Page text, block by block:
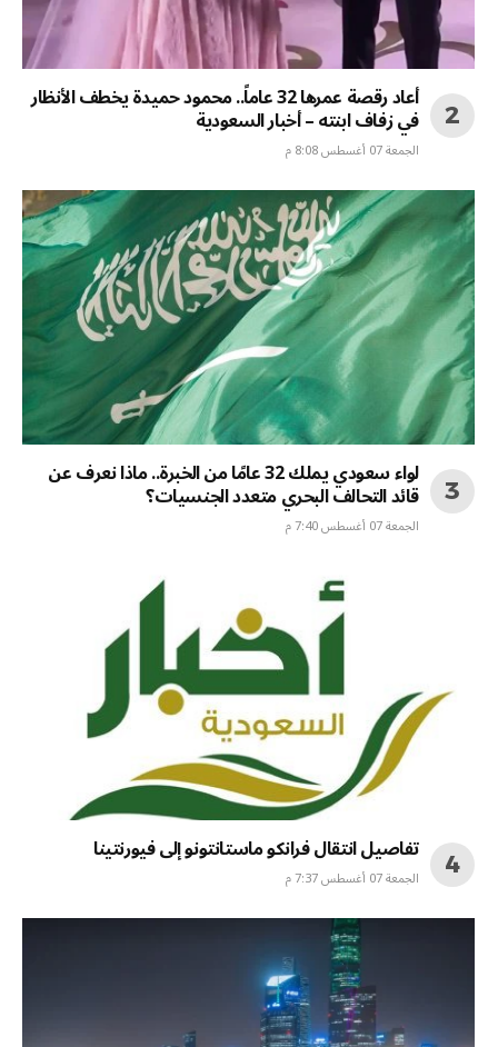
أعاد رقصة عمرها 32 عاماً.. محمود حميدة يخطف الأنظار
في زفاف ابنته – أخبار السعودية
الجمعة 07 أغسطس 8:08 م
لواء سعودي يملك 32 عامًا من الخبرة.. ماذا نعرف عن
قائد التحالف البحري متعدد الجنسيات؟
الجمعة 07 أغسطس 7:40 م
تفاصيل انتقال فرانكو ماستانتونو إلى فيورنتينا
الجمعة 07 أغسطس 7:37 م